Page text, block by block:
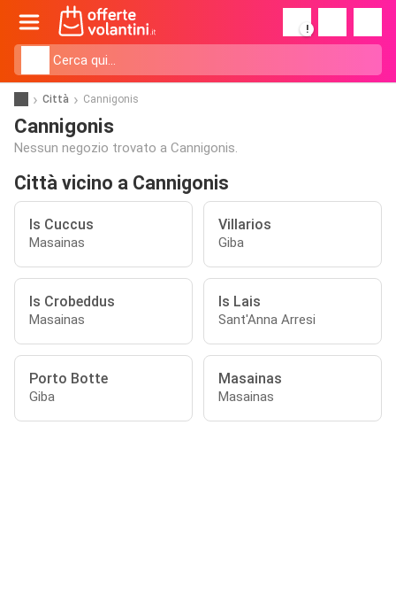
!
Città Cannigonis
Cannigonis
Nessun negozio trovato a Cannigonis.
Città vicino a Cannigonis
Is Cuccus
Masainas
Villarios
Giba
Is Crobeddus
Masainas
Is Lais
Sant'Anna Arresi
Porto Botte
Giba
Masainas
Masainas